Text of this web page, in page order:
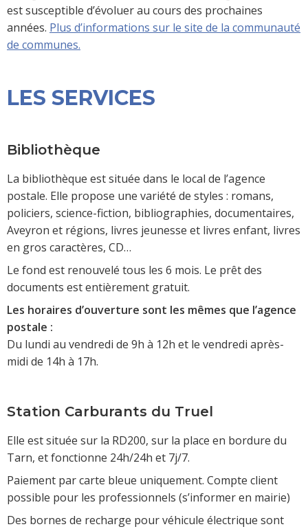
est susceptible d’évoluer au cours des prochaines
années. Plus d’informations sur le site de la communauté
de communes.
LES SERVICES
Bibliothèque
La bibliothèque est située dans le local de l’agence
postale. Elle propose une variété de styles : romans,
policiers, science-fiction, bibliographies, documentaires,
Aveyron et régions, livres jeunesse et livres enfant, livres
en gros caractères, CD…
Le fond est renouvelé tous les 6 mois. Le prêt des
documents est entièrement gratuit.
Les horaires d’ouverture sont les mêmes que l’agence
postale :
Du lundi au vendredi de 9h à 12h et le vendredi après-
midi de 14h à 17h.
Station Carburants du Truel
Elle est située sur la RD200, sur la place en bordure du
Tarn, et fonctionne 24h/24h et 7j/7.
Paiement par carte bleue uniquement. Compte client
possible pour les professionnels (s’informer en mairie)
Des bornes de recharge pour véhicule électrique sont